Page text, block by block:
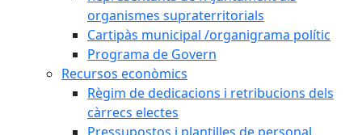
organismes supraterritorials
Cartipàs municipal /organigrama polític
Programa de Govern
Recursos econòmics
Règim de dedicacions i retribucions dels
càrrecs electes